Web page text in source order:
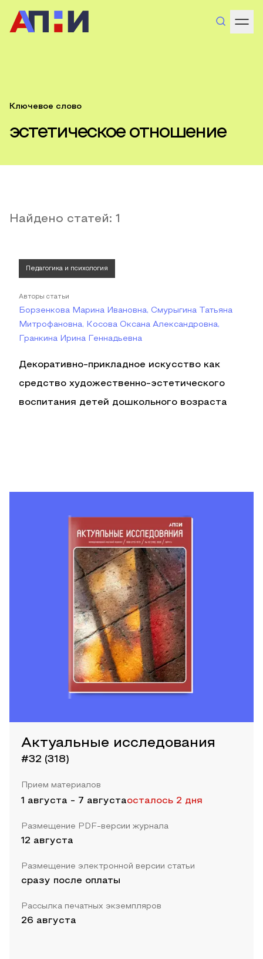
Ключевое слово
эстетическое отношение
Найдено статей: 1
Педагогика и психология
Авторы статьи
Борзенкова Марина Ивановна, Смурыгина Татьяна
Митрофановна, Косова Оксана Александровна,
Гранкина Ирина Геннадьевна
Декоративно-прикладное искусство как
средство художественно-эстетического
воспитания детей дошкольного возраста
Актуальные исследования
#32 (318)
Прием материалов
1 августа - 7 августаосталось 2 дня
Размещение PDF-версии журнала
12 августа
Размещение электронной версии статьи
сразу после оплаты
Рассылка печатных экземпляров
26 августа